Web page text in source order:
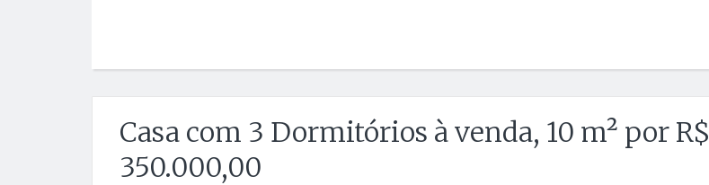
Casa com 3 Dormitórios à venda, 10 m² por R$
350.000,00